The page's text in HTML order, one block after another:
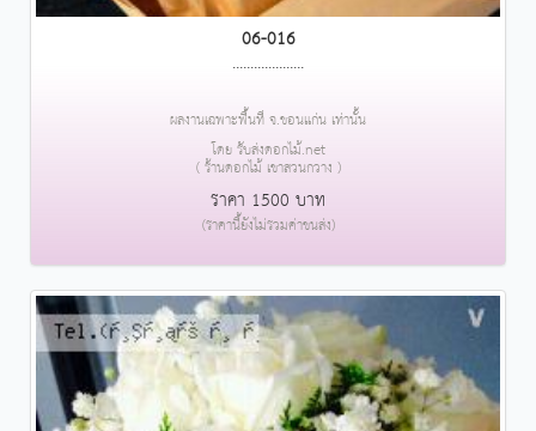
06-016
....................
ผลงานเฉพาะพื้นที่ จ.ขอนแก่น เท่านั้น
โดย รับส่งดอกไม้.net
( ร้านดอกไม้ เขาสวนกวาง )
ราคา 1500 บาท
(ราคานี้ยังไม่รวมค่าขนส่ง)